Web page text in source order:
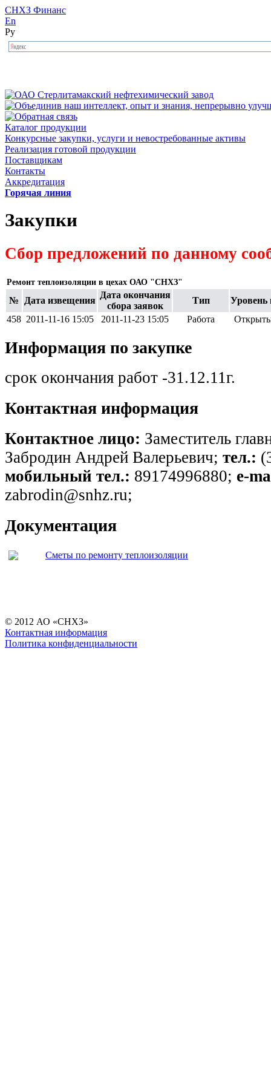
СНХЗ Финанс
En
Ру
Каталог продукции
Конкурсные закупки, услуги и невостребованные активы
Реализация готовой продукции
Поставщикам
Контакты
Аккредитация
Горячая линия
Закупки
Сбор предложений по данному
Ремонт теплоизоляции в цехах ОАО "СНХЗ"
№ Дата извещения
Дата окончания
сбора заявок
Тип
Уровень
458 2011-11-16 15:05 2011-11-23 15:05 Работа
Информация по закупке
срок окончания работ -31.12.11г.
Контактная информация
Контактное лицо: Заместитель
Забродин Андрей Валерьевич; тел.:
мобильный тел.: 89174996880; e-
zabrodin@snhz.ru;
Документация
Сметы по ремонту теплоизоляции
© 2012 АО «СНХЗ»
Контактная информация
Политика конфиденциальности